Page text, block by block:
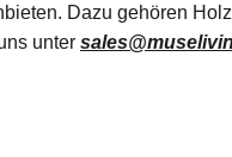
Dazu gehören
unter